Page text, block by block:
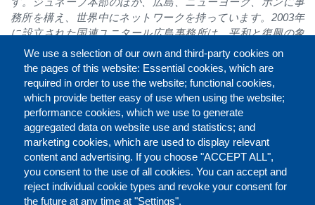
務所を構え、世界中にネットワークを持っています。 2003年
に設立された国連ユニタール広島事務所は、平和と復興の象
徴である広島を拠点に、平和構築や核軍縮、紛争や災害から
の復興に関する国際的な研修を展開し、世界の持続可能な平
和と繁栄の実現に貢献しています。
https://unitar.org/ja/hiroshima
シェアする
We use a selection of our own and third-party cookies on
the pages of this website: Essential cookies, which are
required in order to use the website; functional cookies,
which provide better easy of use when using the website;
performance cookies, which we use to generate
aggregated data on website use and statistics; and
marketing cookies, which are used to display relevant
content and advertising. If you choose "ACCEPT ALL",
you consent to the use of all cookies. You can accept and
reject individual cookie types and revoke your consent for
the future at any time at "Settings".